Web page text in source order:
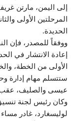
إلى اليمن، مارتن
المرحلتين الأولى
الحديدة.
ووفقاً للمصدر، فإن
إعادة الانتشار في
الأولى من الخطة،
ستتسلم مهام إدارة
عيسى والصليف، عقب
وكان رئيس لجنة
لوليسغارد، غادر